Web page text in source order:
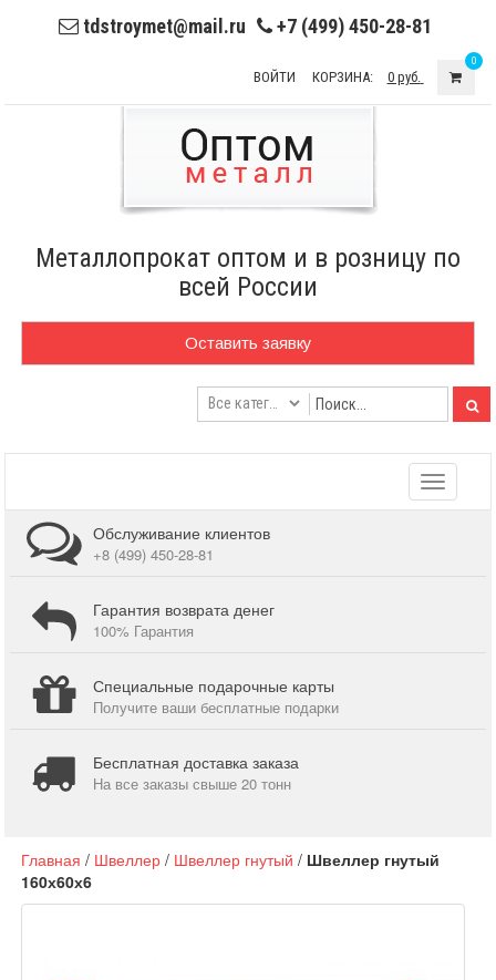
tdstroymet@mail.ru +7 (499) 450-28-81
ВОЙТИ КОРЗИНА: 0 руб.
0
Металлопрокат оптом и в розницу по
всей России
Оставить заявку
Toggle
Обслуживание клиентов
+8 (499) 450-28-81
Гарантия возврата денег
100% Гарантия
Специальные подарочные карты
Получите ваши бесплатные подарки
Бесплатная доставка заказа
На все заказы свыше 20 тонн
Главная / Швеллер / Швеллер гнутый / Швеллер гнутый
160х60х6